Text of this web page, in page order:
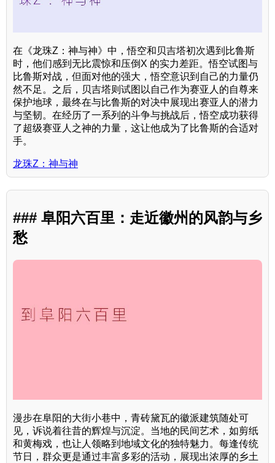
在《龙珠Z：神与神》中，悟空和贝吉塔初次遇到比鲁斯
时，他们感到无比震惊和压倒X 的实力差距。悟空试图与
比鲁斯对战，但面对他的强大，悟空意识到自己的力量仍
然不足。之后，贝吉塔则试图以自己作为赛亚人的自尊来
保护地球，最终在与比鲁斯的对决中展现出赛亚人的潜力
与坚韧。在经历了一系列的斗争与挑战后，悟空成功获得
了超级赛亚人之神的力量，这让他成为了比鲁斯的合适对
手。
龙珠Z：神与神
### 阜阳六百里：走近徽州的风韵与乡
愁
漫步在阜阳的大街小巷中，青砖黛瓦的徽派建筑随处可
见，诉说着往昔的辉煌与沉淀。当地的民间艺术，如剪纸
和黄梅戏，也让人领略到地域文化的独特魅力。每逢传统
节日，群众更是通过丰富多彩的活动，展现出浓厚的乡土